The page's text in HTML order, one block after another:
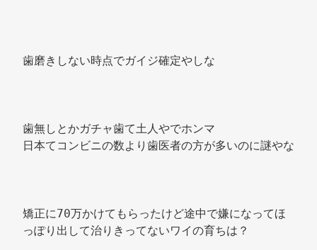
歯磨きしない時点でガイジ確定やしな
歯無しとかガチャ歯て土人やでホンマ
矯正に70万かけてもらったけど途中で嫌になってほ
っぽり出して治りきってないワイの育ちは？